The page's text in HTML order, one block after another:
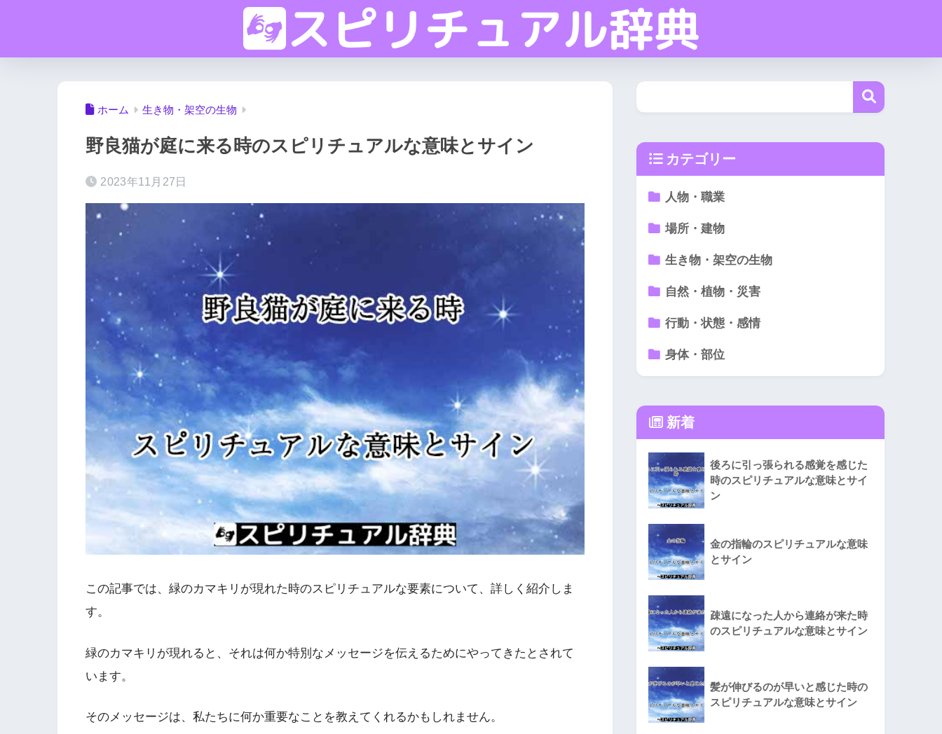
ホーム 生き物・架空の生物
野良猫が庭に来る時のスピリチュアルな意味とサイン
2023年11月27日
この記事では、緑のカマキリが現れた時のスピリチュアルな要素について、詳しく紹介しま
す。
緑のカマキリが現れると、それは何か特別なメッセージを伝えるためにやってきたとされて
います。
そのメッセージは、私たちに何か重要なことを教えてくれるかもしれません。
カテゴリー
人物・職業
場所・建物
生き物・架空の生物
自然・植物・災害
行動・状態・感情
身体・部位
新着
後ろに引っ張られる感覚を感じた
時のスピリチュアルな意味とサイ
ン
金の指輪のスピリチュアルな意味
とサイン
疎遠になった人から連絡が来た時
のスピリチュアルな意味とサイン
髪が伸びるのが早いと感じた時の
スピリチュアルな意味とサイン